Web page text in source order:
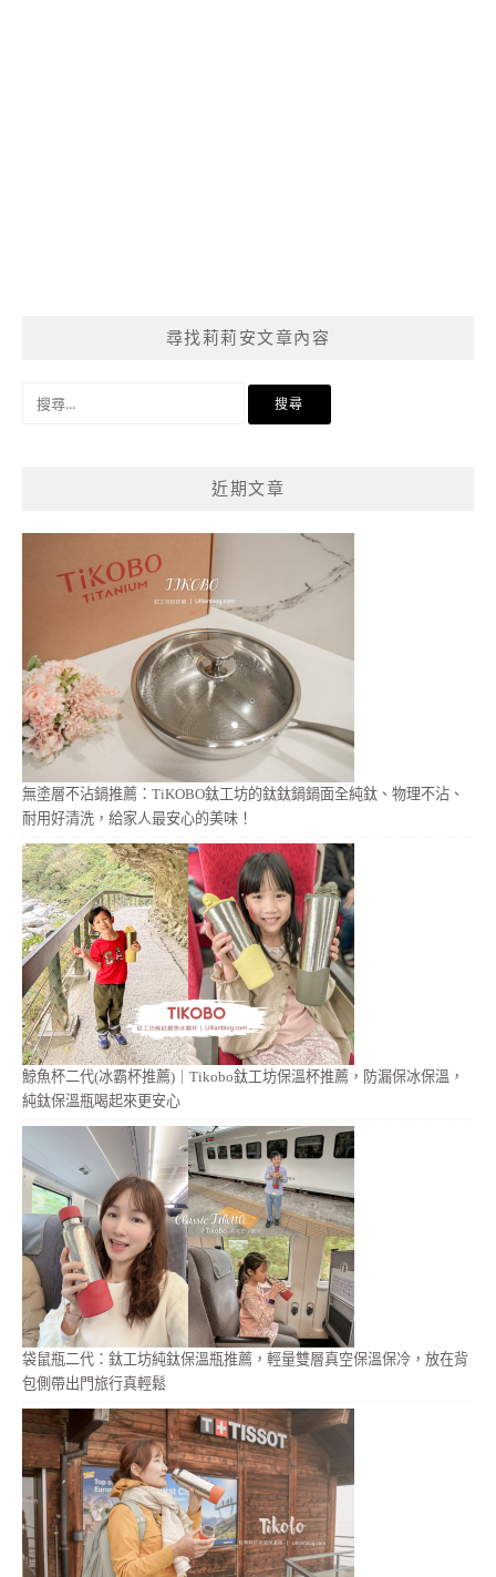
尋找莉莉安文章內容
近期文章
無塗層不沾鍋推薦：TiKOBO鈦工坊的鈦鈦鍋鍋面全純鈦、物理不沾、
耐用好清洗，給家人最安心的美味！
鯨魚杯二代(冰霸杯推薦)｜Tikobo鈦工坊保溫杯推薦，防漏保冰保溫，
純鈦保溫瓶喝起來更安心
袋鼠瓶二代：鈦工坊純鈦保溫瓶推薦，輕量雙層真空保溫保冷，放在背
包側帶出門旅行真輕鬆